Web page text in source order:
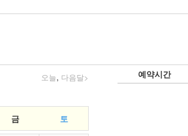
오늘, 다음달>
금 토
예약시간